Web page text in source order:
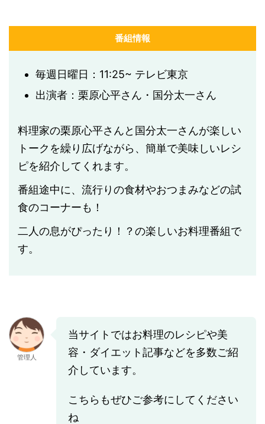
番組情報
毎週日曜日：11:25~ テレビ東京
出演者：栗原心平さん・国分太一さん
料理家の栗原心平さんと国分太一さんが楽しい
トークを繰り広げながら、簡単で美味しいレシ
ピを紹介してくれます。
番組途中に、流行りの食材やおつまみなどの試
食のコーナーも！
二人の息がぴったり！？の楽しいお料理番組で
す。
管理人
当サイトではお料理のレシピや美
容・ダイエット記事などを多数ご紹
介しています。
こちらもぜひご参考にしてください
ね